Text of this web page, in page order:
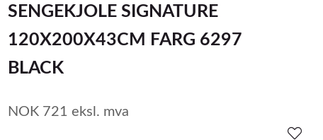
SENGEKJOLE SIGNATURE
120X200X43CM FARG 6297
BLACK
NOK 721 eksl. mva